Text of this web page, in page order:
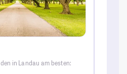
in Landau am besten: